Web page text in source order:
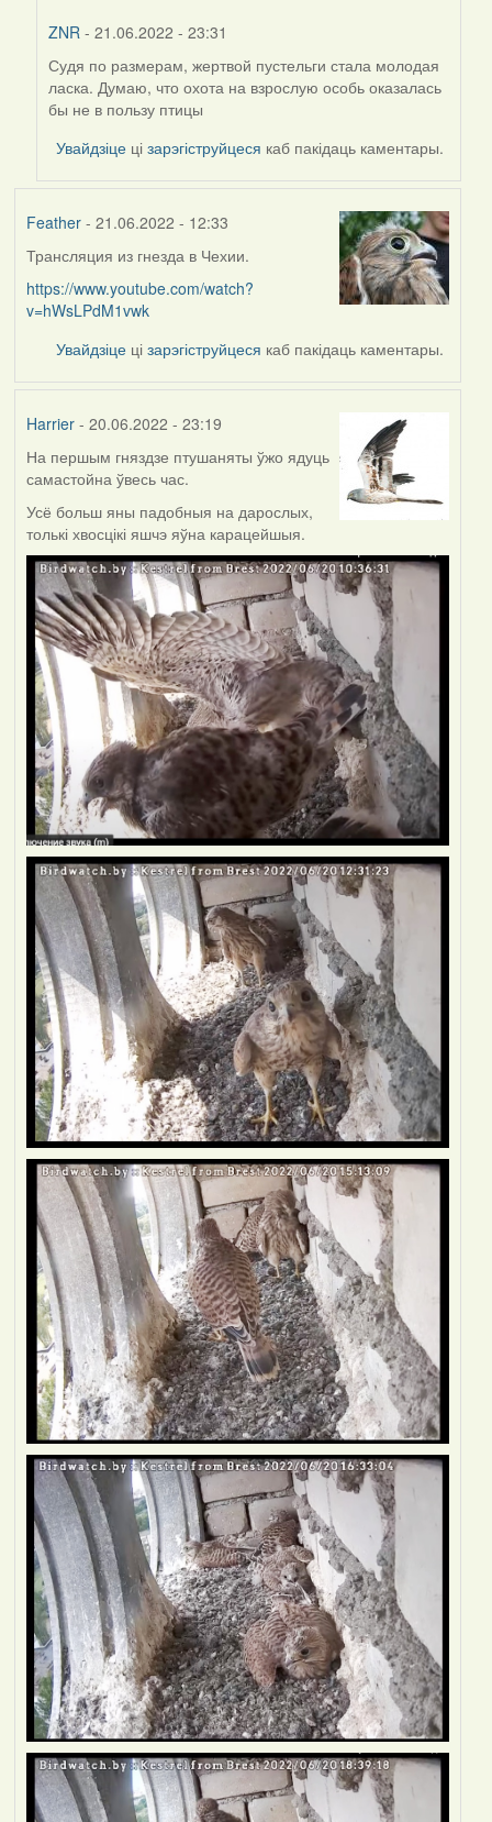
ZNR - 21.06.2022 - 23:31
In
reply
to
by
Harrier
Судя по размерам, жертвой пустельги стала молодая
ласка. Думаю, что охота на взрослую особь оказалась
бы не в пользу птицы
Увайдзіце цізарэгіструйцеся каб пакідаць каментары.
Feather- 21.06.2022 - 12:33
Трансляция из гнезда в Чехии.
https://www.youtube.com/watch?
v=hWsLPdM1vwk
Увайдзіце цізарэгіструйцеся каб пакідаць каментары.
Harrier- 20.06.2022 - 23:19
На першым гняздзе птушаняты ўжо ядуць
самастойна ўвесь час.
Усё больш яны падобныя на дарослых,
толькі хвосцікі яшчэ яўна карацейшыя.